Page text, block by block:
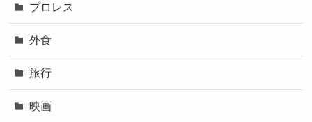
プロレス
外食
旅行
映画